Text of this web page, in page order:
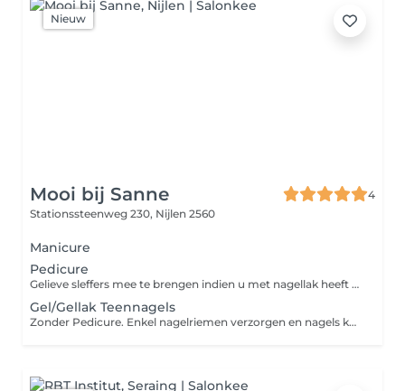
Nieuw
Mooi bij Sanne
4
Stationssteenweg 230, Nijlen 2560
Manicure
Pedicure
Gelieve sleffers mee te brengen indien u met nagellak heeft gekozen.
Gel/Gellak Teennagels
Zonder Pedicure. Enkel nagelriemen verzorgen en nagels knippen/vijlen)